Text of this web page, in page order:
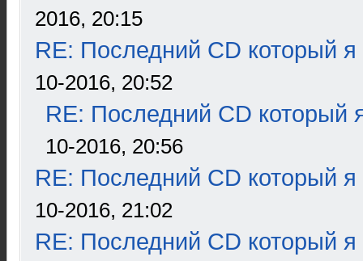
2016, 20:15
RE: Последний CD который я
10-2016, 20:52
RE: Последний CD который
10-2016, 20:56
RE: Последний CD который я
10-2016, 21:02
RE: Последний CD который я